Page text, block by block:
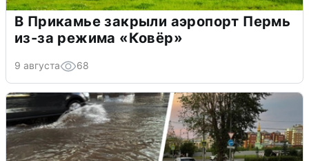
В Прикамье закрыли аэропорт Пермь
из-за режима «Ковёр»
9 августа 68